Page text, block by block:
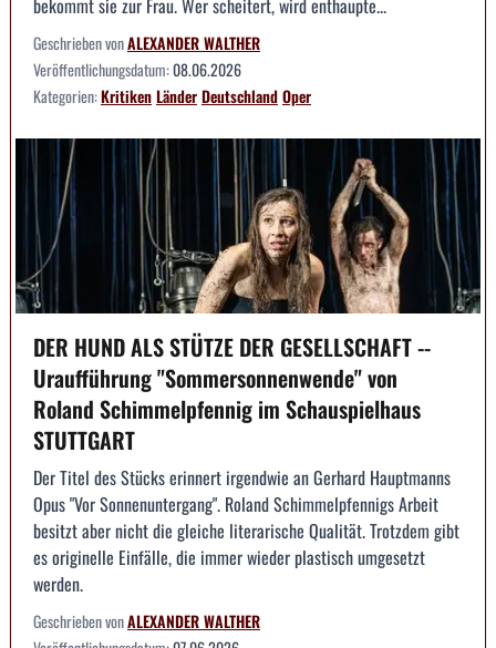
bekommt sie zur Frau. Wer scheitert, wird enthaupte...
Geschrieben vonALEXANDER WALTHER
Veröffentlichungsdatum:08.06.2026
Kategorien:KritikenLänderDeutschlandOper
DER HUND ALS STÜTZE DER GESELLSCHAFT --
Uraufführung "Sommersonnenwende" von
Roland Schimmelpfennig im Schauspielhaus
STUTTGART
Der Titel des Stücks erinnert irgendwie an Gerhard Hauptmanns
Opus "Vor Sonnenuntergang". Roland Schimmelpfennigs Arbeit
besitzt aber nicht die gleiche literarische Qualität. Trotzdem gibt
es originelle Einfälle, die immer wieder plastisch umgesetzt
werden.
Geschrieben vonALEXANDER WALTHER